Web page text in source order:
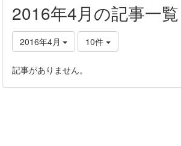
2016年4月の記事一覧
2016年4月 10件
記事がありません。